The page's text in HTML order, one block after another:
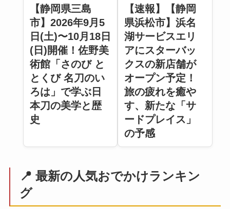
【静岡県三島
市】2026年9月5
日(土)〜10月18日
(日)開催！佐野美
術館「さのび と
とくび 名刀のい
ろは」で学ぶ日
本刀の美学と歴
史
【速報】【静岡
県浜松市】浜名
湖サービスエリ
アにスターバッ
クスの新店舗が
オープン予定！
旅の疲れを癒や
す、新たな「サ
ードプレイス」
の予感
📍 最新の人気おでかけランキン
グ